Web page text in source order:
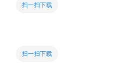
扫一扫下载
扫一扫下载